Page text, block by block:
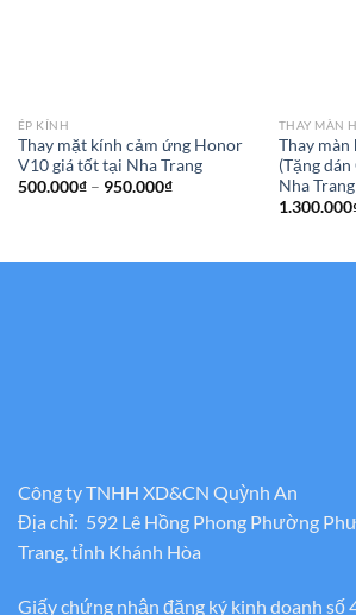
ÉP KÍNH
Thay mặt kính cảm ứng Honor
V10 giá tốt tại Nha Trang
500.000₫ – 950.000₫Khoảng
950.000₫
THAY MÀN
Thay màn
(Tặng
Nha Trang
1.300.000
Công ty TNHH XD&CN Quỳnh An
Địa chỉ: 592 Lê Hồng Phong Phường
Trang, tỉnh Khánh Hòa
Giấy chứng nhận đăng ký kinh doanh số